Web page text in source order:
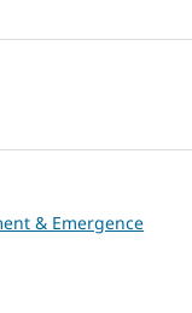
& Emergence